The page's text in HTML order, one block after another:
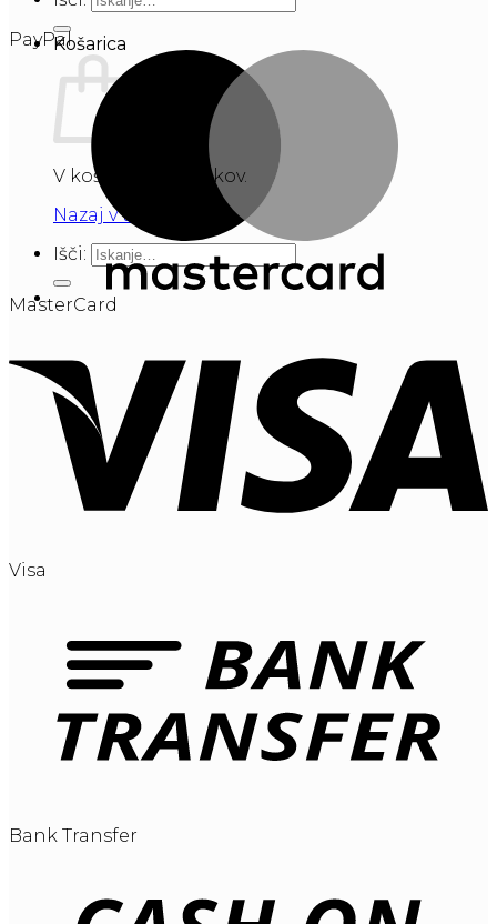
Košarica
V košarici ni izdelkov.
Nazaj v trgovino
Išči:
PayPal
MasterCard
Visa
Bank Transfer